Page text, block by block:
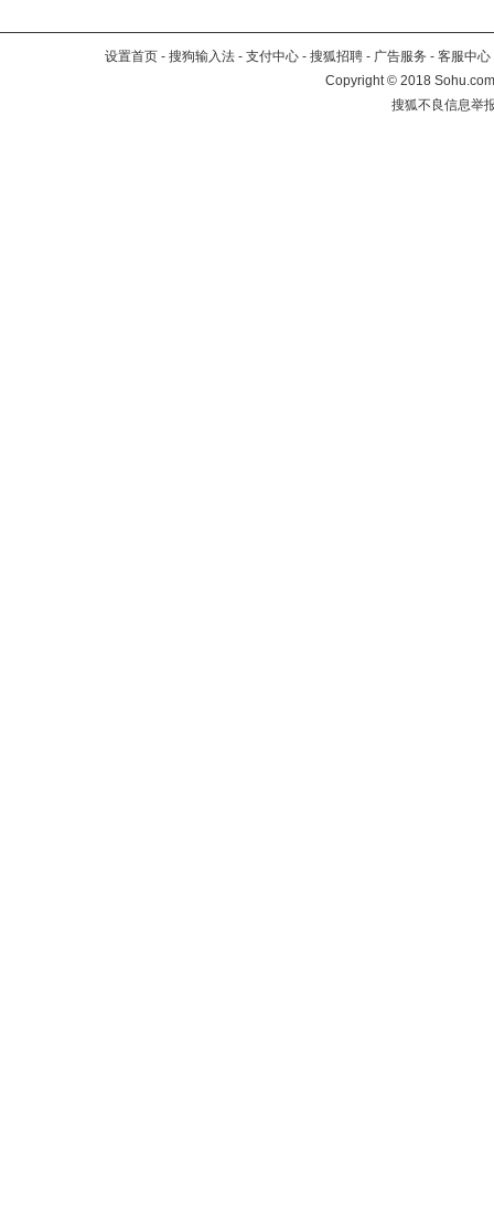
设置首页 - 搜狗输入法 - 支付中心 - 搜狐招聘 - 广告服务 - 客服中心
Copyright©2018
搜狐不良信息举